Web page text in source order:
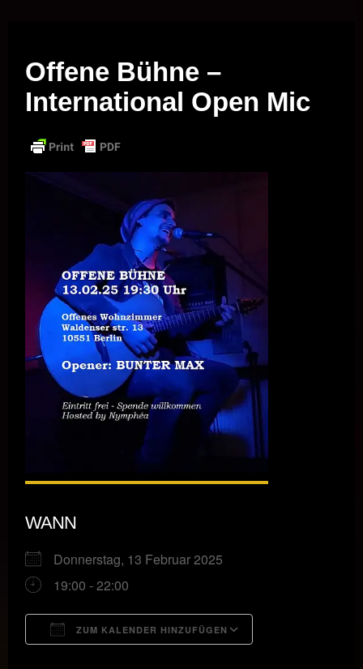
Offene Bühne –
International Open Mic
WANN
Donnerstag, 13 Februar 2025
19:00 - 22:00
ZUM KALENDER HINZUFÜGEN